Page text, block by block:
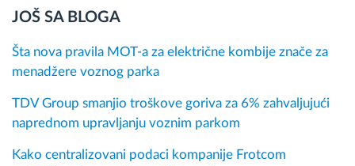
JOŠ SA BLOGA
Šta nova pravila MOT-a za električne kombije znače za
menadžere voznog parka
TDV Group smanjio troškove goriva za 6% zahvaljujući
naprednom upravljanju voznim parkom
Kako centralizovani podaci kompanije Frotcom